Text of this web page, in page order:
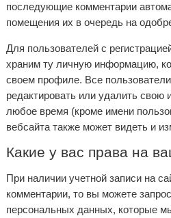
последующие комментарии
помещения их в очередь на
Для пользователей с
храним ту личную информацию,
своем профиле. Все
редактировать или удалить
любое время (кроме имени
вебсайта также может видеть и
Какие у вас права на
При наличии учетной записи на
комментарии, то вы можете
персональных данных, которые